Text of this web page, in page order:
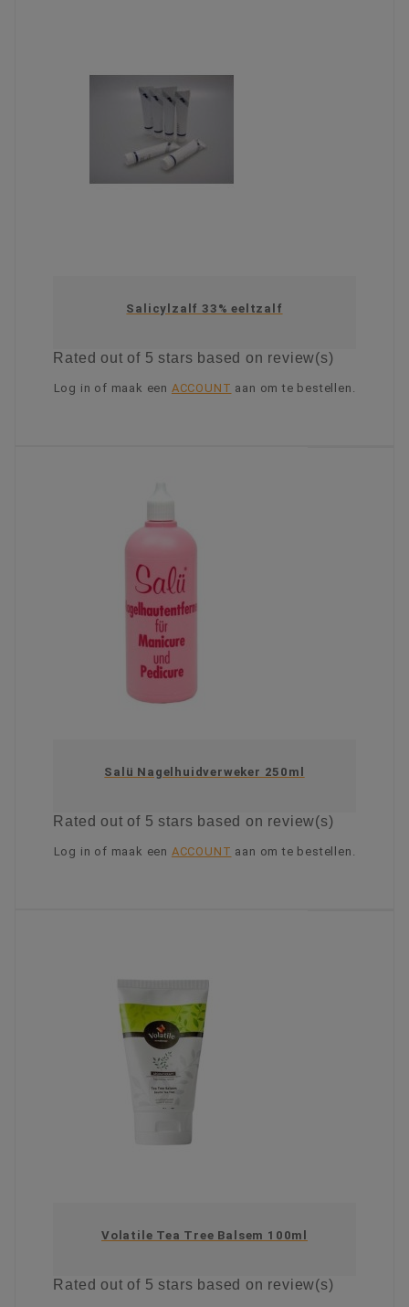
Salicylzalf 33% eeltzalf
Ratedout of 5 stars based on review(s)
Log in of maak een ACCOUNT aan om te bestellen.
Salü Nagelhuidverweker 250ml
Ratedout of 5 stars based on review(s)
Log in of maak een ACCOUNT aan om te bestellen.
Volatile Tea Tree Balsem 100ml
Ratedout of 5 stars based on review(s)